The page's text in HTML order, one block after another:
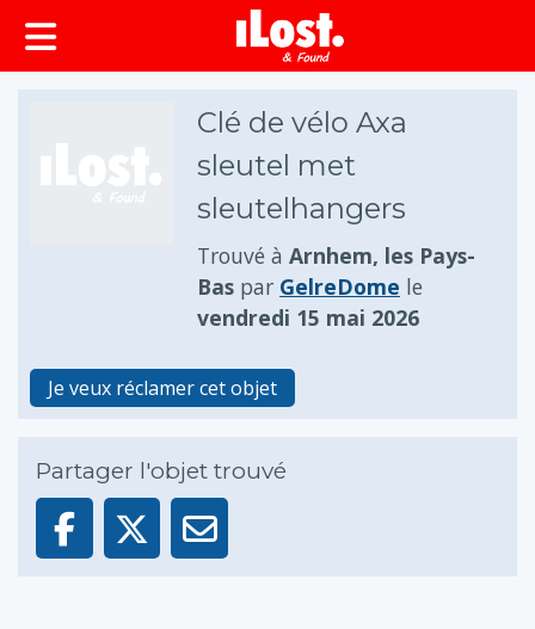
principal
Clé de vélo Axa
sleutel met
sleutelhangers
Trouvé à Arnhem, les Pays-
Bas par GelreDome le
vendredi 15 mai 2026
Je veux réclamer cet objet
Partager l'objet trouvé